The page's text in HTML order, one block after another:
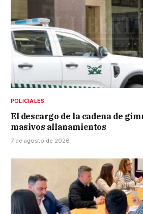
POLICIALES
El descargo de la cadena de
masivos allanamientos
7 de agosto de 2026